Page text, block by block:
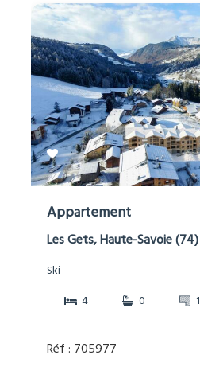
Appartement
Les Gets, Haute-Savoie (74)
Ski
4
0
Réf : 705977